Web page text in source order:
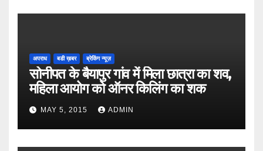
अपराध बडी ख़बर ब्रेकिंग न्यूज़
सोनीपत के बैयापुर गांव में मिला छात्रा का शव,
महिला आयोग को ऑनर किलिंग का शक
MAY 5, 2015 ADMIN